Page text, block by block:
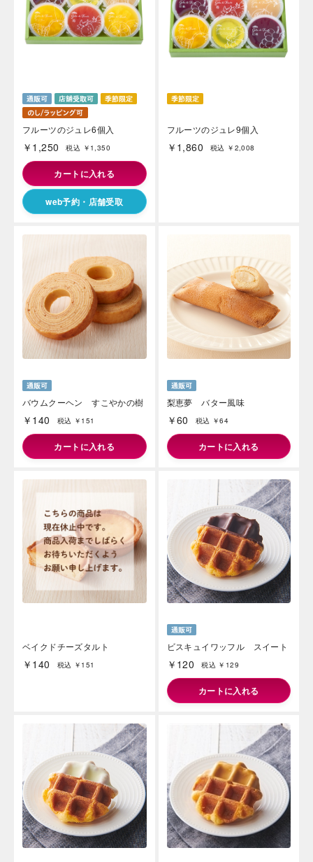
フルーツのジュレ6個入
￥1,250 税込 ￥1,350
カートに入れる
web予約・店舗受取
フルーツのジュレ9個入
￥1,860 税込 ￥2,008
バウムクーヘン すこやかの樹
￥140 税込 ￥151
カートに入れる
梨恵夢 バター風味
￥60 税込 ￥64
カートに入れる
ベイクドチーズタルト
￥140 税込 ￥151
ビスキュイワッフル スイート
￥120 税込 ￥129
カートに入れる